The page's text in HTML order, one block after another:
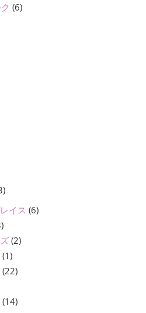
(6)
イス (6)
(2)
(1)
(22)
(14)